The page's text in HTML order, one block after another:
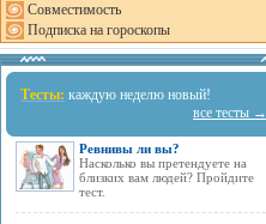
Совместимость
Подписка на гороскопы
Тесты: каждую неделю новый!
все тесты →
Ревнивы ли вы?
Насколько вы претендуете на
близких вам людей? Пройдите
тест.